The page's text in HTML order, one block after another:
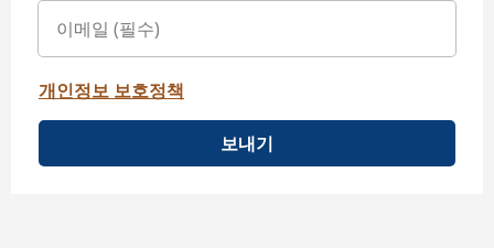
개인정보 보호정책
보내기